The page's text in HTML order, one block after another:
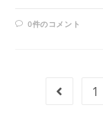
0件のコメント
1